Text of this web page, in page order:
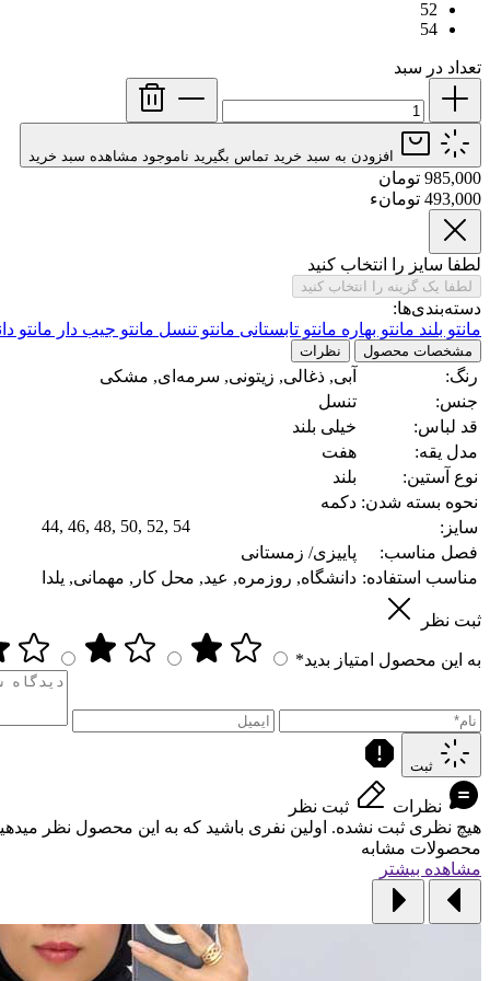
52
54
تعداد در سبد
افزودن به سبد خرید تماس بگیرید ناموجود مشاهده سبد خرید
985,000 تومان
493,000 تومانء
لطفا سایز را انتخاب کنید
لطفا یک گزینه را انتخاب کنید
دسته‌بندی‌ها:
مانتو بلند مانتو بهاره مانتو تابستانی مانتو تنسل مانتو جیب دار مانتو
مشخصات محصول نظرات
رنگ:
آبی, ذغالی, زیتونی, سرمه‌ای, مشکی
جنس:
تنسل
قد لباس:
خیلی بلند
مدل یقه:
هفت
نوع آستین:
بلند
نحوه بسته شدن: دکمه
سایز:
44, 46, 48, 50, 52, 54
فصل مناسب:
پاییزی/ زمستانی
مناسب استفاده: دانشگاه, روزمره, عید, محل کار, مهمانی, یلدا
ثبت نظر
به این محصول امتیاز بدید*
ثبت
نظرات
ثبت نظر
هیچ نظری ثبت نشده. اولین نفری باشید که به این محصول نظر
محصولات مشابه
مشاهده بیشتر